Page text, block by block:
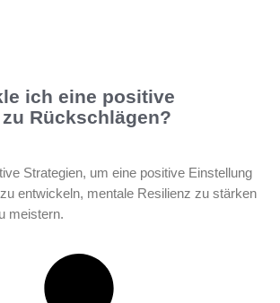
ich eine positive
Rückschlägen?
Strategien, um eine positive Einstellung
entwickeln, mentale Resilienz zu stärken
meistern.